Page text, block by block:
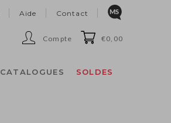
Aide Contact
Compte €0,00
CATALOGUES SOLDES